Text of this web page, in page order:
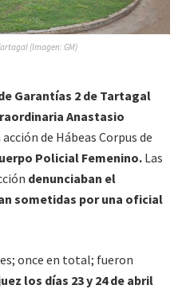
(Imagen: GM)
Garantías 2 de Tartagal
Anastasio
de Hábeas Corpus de
Policial Femenino.Las
denunciaban el
sometidas por una oficial
once en total; fueron
los días 23 y 24 de abril